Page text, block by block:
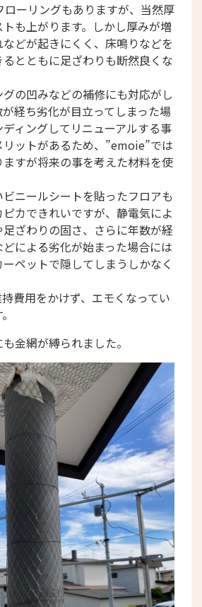
ローリングもありますが、当然厚
も上がります。しかし厚みが増
どが起きにくく、床鳴りなどを
とともに足ざわりも断然良くな
の凹みなどの補修にも対応がし
経ち劣化が目立ってしまった場
ィングしてリニューアルする事
ットがあるため、”emoie”では
すが将来の事を考えた材料を使
ニールシートを貼ったフロアも
カできれいですが、静電気によ
ざわりの固さ、さらに年数が経
による劣化が始まった場合には
ペットで隠してしまうしかなく
費用をかけず、エモくなってい
金網が縛られました。